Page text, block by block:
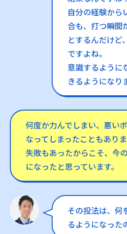
自分の経験から
合も、打つ瞬間
とするんだけど
ですよね。
意識するように
きるようになり
何度か力んでしまい、悪い
なってしまったこともありま
失敗もあったからこそ、今
になったと思っています。
その投法は、何
るようになった